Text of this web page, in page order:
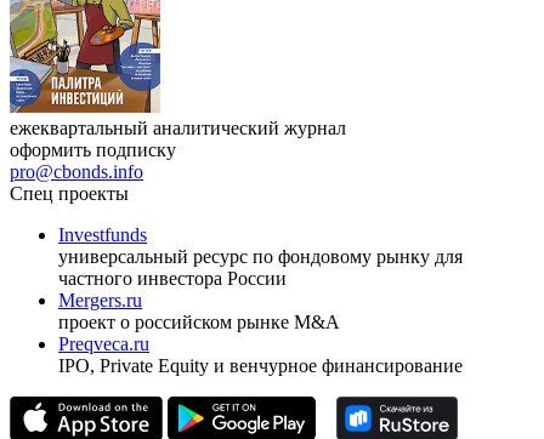
ежеквартальный аналитический журнал
оформить подписку
pro@cbonds.info
Спец проекты
Investfunds
универсальный ресурс по фондовому рынку для
частного инвестора России
Mergers.ru
проект о российском рынке M&A
Preqveca.ru
IPO, Private Equity и венчурное финансирование